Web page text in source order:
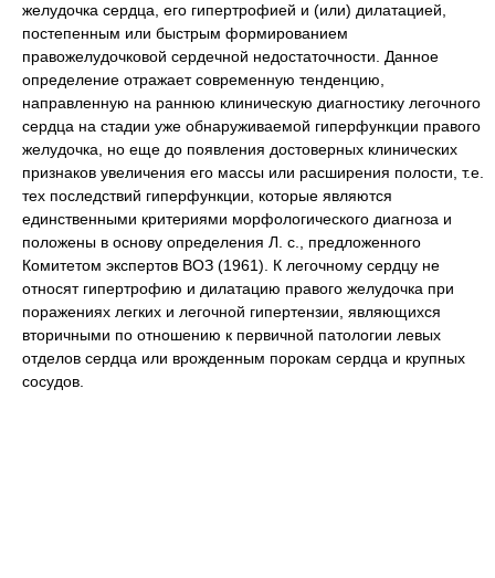
желудочка сердца, его гипертрофией и (или) дилатацией,
постепенным или быстрым формированием
правожелудочковой сердечной недостаточности. Данное
определение отражает современную тенденцию,
направленную на раннюю клиническую диагностику легочного
сердца на стадии уже обнаруживаемой гиперфункции правого
желудочка, но еще до появления достоверных клинических
признаков увеличения его массы или расширения полости, т.е.
тех последствий гиперфункции, которые являются
единственными критериями морфологического диагноза и
положены в основу определения Л. с., предложенного
Комитетом экспертов ВОЗ (1961). К легочному сердцу не
относят гипертрофию и дилатацию правого желудочка при
поражениях легких и легочной гипертензии, являющихся
вторичными по отношению к первичной патологии левых
отделов сердца или врожденным порокам сердца и крупных
сосудов.